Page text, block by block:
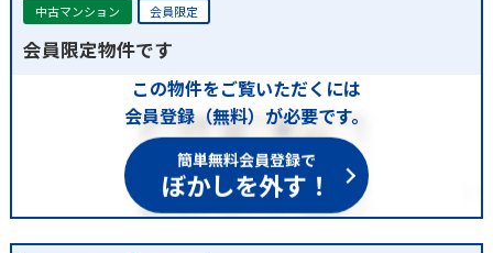
中古マンション 会員限定
会員限定物件です
この物件をご覧いただくには
会員登録（無料）が必要です。
簡単無料会員登録で
ぼかしを外す！